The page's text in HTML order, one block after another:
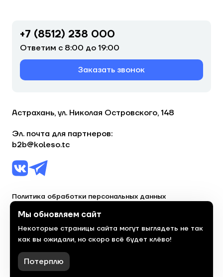
+7 (8512) 238 000
Ответим с 8:00 до 19:00
Заказать звонок
Астрахань, ул. Николая Островского, 148
Эл. почта для партнеров:
b2b@koleso.tc
Политика обработки персональных данных
© 2023, торгово-сервисная сеть «Колесо»
Политика конфиденциальности
Сделанокрасиво
Мы обновляем сайт
Некоторые страницы сайта могут выглядеть не так
как вы ожидали, но скоро всё будет клёво!
Потерплю